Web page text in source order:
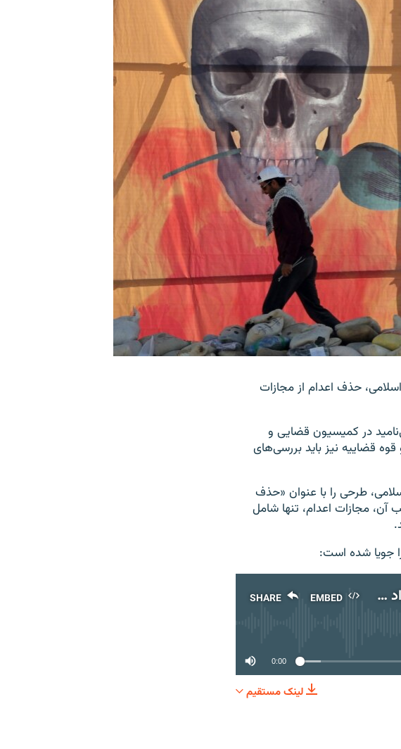
حذف اعدام از مجازات
در کمیسیون قضایی و
قضاییه نیز باید بررسی‌های
مجلس شورای اسلامی، طرحی را با عنوان «حذف
آن، مجازات اعدام، تنها شامل
جویا شده است:
EMBED
SHARE اقدام برای حذف مجازات اعدام در مورد قاچاقچیان مواد مخدر، گفت‌وگوی محمد ضرغامی با نعمت احمدی
SHARE
0:00
لینک مستقیم